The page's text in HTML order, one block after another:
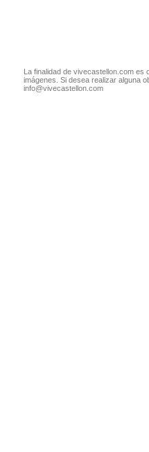
La finalidad de vivecastellon.com
imágenes. Si desea realizar alguna
info@vivecastellon.com